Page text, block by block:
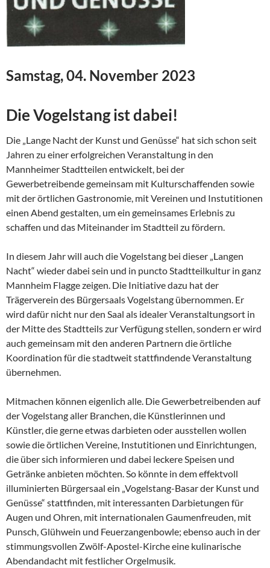
Samstag, 04. November 2023
Die Vogelstang ist dabei!
Die „Lange Nacht der Kunst und Genüsse“ hat sich schon seit
Jahren zu einer erfolgreichen Veranstaltung in den
Mannheimer Stadtteilen entwickelt, bei der
Gewerbetreibende gemeinsam mit Kulturschaffenden sowie
mit der örtlichen Gastronomie, mit Vereinen und Instutitionen
einen Abend gestalten, um ein gemeinsames Erlebnis zu
schaffen und das Miteinander im Stadtteil zu fördern.
In diesem Jahr will auch die Vogelstang bei dieser „Langen
Nacht“ wieder dabei sein und in puncto Stadtteilkultur in ganz
Mannheim Flagge zeigen. Die Initiative dazu hat der
Trägerverein des Bürgersaals Vogelstang übernommen. Er
wird dafür nicht nur den Saal als idealer Veranstaltungsort in
der Mitte des Stadtteils zur Verfügung stellen, sondern er wird
auch gemeinsam mit den anderen Partnern die örtliche
Koordination für die stadtweit stattfindende Veranstaltung
übernehmen.
Mitmachen können eigenlich alle. Die Gewerbetreibenden auf
der Vogelstang aller Branchen, die Künstlerinnen und
Künstler, die gerne etwas darbieten oder ausstellen wollen
sowie die örtlichen Vereine, Instutitionen und Einrichtungen,
die über sich informieren und dabei leckere Speisen und
Getränke anbieten möchten. So könnte in dem effektvoll
illuminierten Bürgersaal ein „Vogelstang-Basar der Kunst und
Genüsse“ stattfinden, mit interessanten Darbietungen für
Augen und Ohren, mit internationalen Gaumenfreuden, mit
Punsch, Glühwein und Feuerzangenbowle; ebenso auch in der
stimmungsvollen Zwölf-Apostel-Kirche eine kulinarische
Abendandacht mit festlicher Orgelmusik.